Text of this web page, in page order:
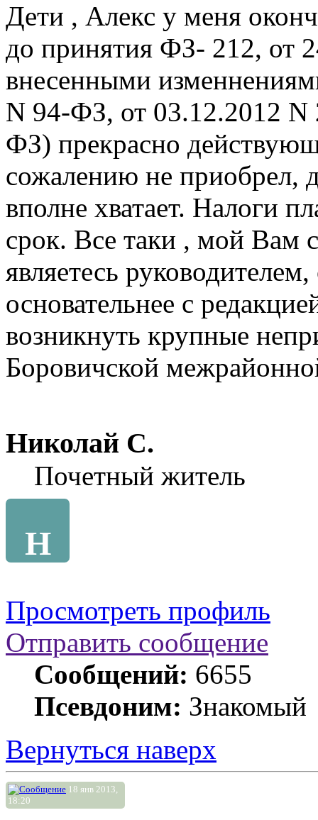
Дети , Алекс у меня
до принятия ФЗ- 212, от
внесенными
N 94-ФЗ, от 03.12.2012
ФЗ) прекрасно
сожалению не приобрел,
вполне хватает. Налоги
срок. Все таки , мой Вам
являетесь
основательнее с
возникнуть крупные
Боровичской
Николай С.
Почетный житель
Н
Просмотреть профиль
Отправить сообщение
Сообщений: 6655
Псевдоним: Знакомый
Вернуться наверх
18 янв 2013,
18:20